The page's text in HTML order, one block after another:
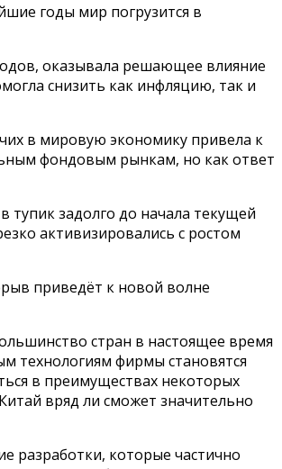
годы мир погрузится в
оказывала решающее влияние
снизить как инфляцию, так и
в мировую экономику привела к
фондовым рынкам, но как ответ
тупик задолго до начала текущей
активизировались с ростом
приведёт к новой волне
стран в настоящее время
технологиям фирмы становятся
в преимуществах некоторых
вряд ли сможет значительно
разработки, которые частично